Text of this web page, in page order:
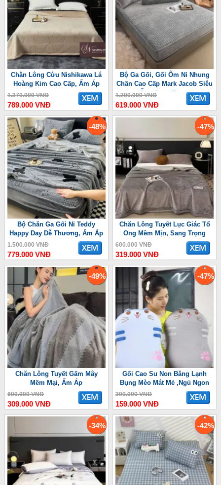
Chăn Lông Cừu Nishikawa Lá
Hoàng Kim Cao Cấp, Ấm Áp
1.370.000 VNĐ
789.000 VNĐ
Bộ Ga Gối, Gối Ôm Nỉ Nhung
Chần Cao Cấp Mark Jacob Siêu
Ấm, Sang Trọng
1.200.000 VNĐ
619.000 VNĐ
-48%
Bộ Chăn Ga Gối Nỉ Teddy
Happy Day Dễ Thương, Ấm Áp
1.500.000 VNĐ
779.000 VNĐ
-47%
Chăn Lông Tuyết Lục Giác Tổ
Ong Mềm Mịn, Sang Trọng
600.000 VNĐ
319.000 VNĐ
-49%
Chăn Lông Tuyết Gấm Mây
Mềm Mại, Ấm Áp
600.000 VNĐ
309.000 VNĐ
-47%
Gối Cao Su Non Băng Lạnh
Bụng Mèo Mát Mẻ ,Ngủ Ngon
300.000 VNĐ
159.000 VNĐ
-34% -42%